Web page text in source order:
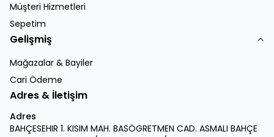
Müşteri Hizmetleri
Sepetim
Gelişmiş
Mağazalar & Bayiler
Cari Ödeme
Adres & İletişim
Adres
BAHÇESEHIR 1. KISIM MAH. BASÖGRETMEN CAD. ASMALI BAHÇE